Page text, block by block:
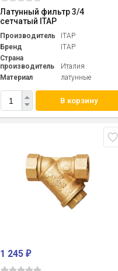
Латунный фильтр 3/4
сетчатый ITAP
Производитель
ITAP
Бренд
ITAP
Страна
производитель
Италия
Материал
латунные
В корзину
1 245₽